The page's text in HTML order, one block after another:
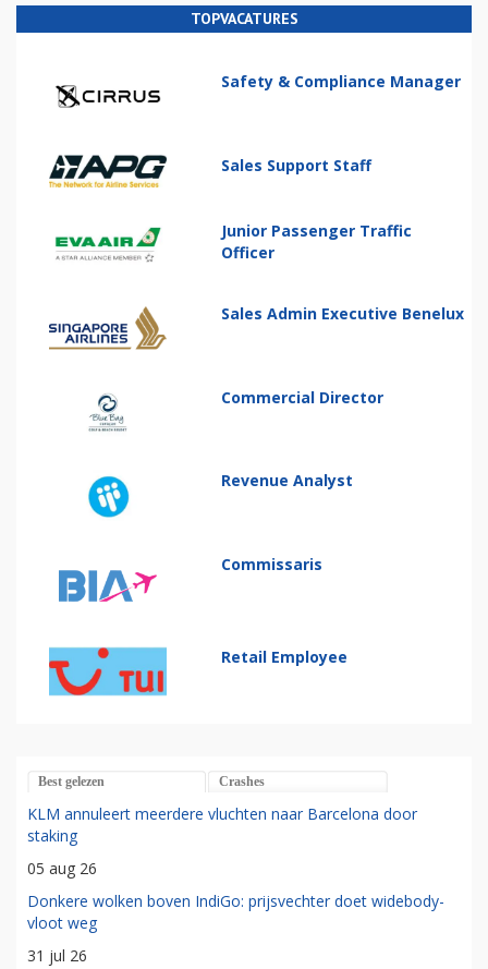
TOPVACATURES
Safety & Compliance Manager
Sales Support Staff
Junior Passenger Traffic
Officer
Sales Admin Executive Benelux
Commercial Director
Revenue Analyst
Commissaris
Retail Employee
Best gelezen Crashes
KLM annuleert meerdere vluchten naar Barcelona door
staking
05 aug 26
Donkere wolken boven IndiGo: prijsvechter doet widebody-
vloot weg
31 jul 26